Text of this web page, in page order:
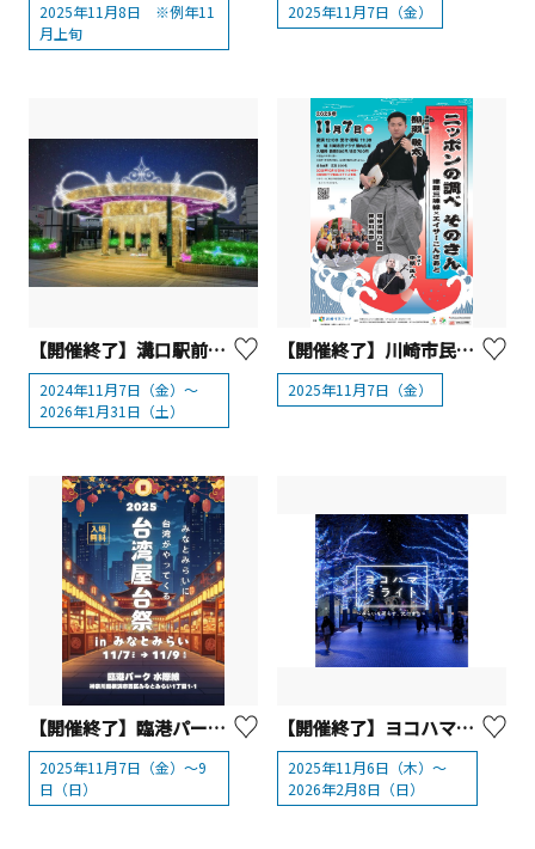
2025年11月8日 ※例年11
月上旬
2025年11月7日（金）
【開催終了】溝口駅前キラリデッキイルミネーション【川崎市】
2024年11月7日（金）～
2026年1月31日（土）
【開催終了】川崎市民プラザ「ニッポンの調べ そのさん～津軽三味線×エイサーこんさあと～」
2025年11月7日（金）
【開催終了】臨港パーク「台湾屋台祭2025 inみなとみらい」
2025年11月7日（金）～9
日（日）
【開催終了】ヨコハマミライト2025 ～みらいを照らす、光のまち～
2025年11月6日（木）～
2026年2月8日（日）